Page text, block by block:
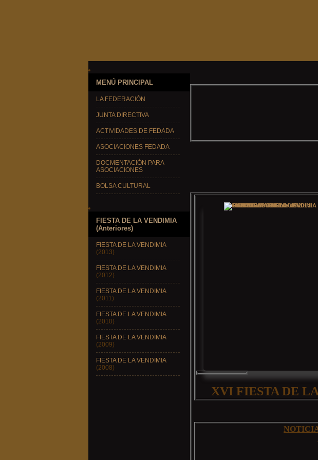
MENÚ PRINCIPAL
LA FEDERACIÓN
JUNTA DIRECTIVA
ACTIVIDADES DE FEDADA
ASOCIACIONES FEDADA
DOCMENTACIÓN PARA
ASOCIACIONES
BOLSA CULTURAL
FIESTA DE LA VENDIMIA
(Anteriores)
FIESTA DE LA VENDIMIA
(2013)
FIESTA DE LA VENDIMIA
(2012)
FIESTA DE LA VENDIMIA
(2011)
FIESTA DE LA VENDIMIA
(2010)
FIESTA DE LA VENDIMIA
(2009)
FIESTA DE LA VENDIMIA
(2008)
XVI FIESTA DE